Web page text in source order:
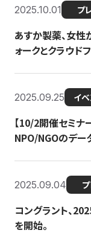
2025.10.01 プ
あすか製薬、女性
ォークとクラウド
2025.09.25 イベ
【10/2開催セミ
NPO/NGOのデー
2025.09.04
コングラント、
を開始。